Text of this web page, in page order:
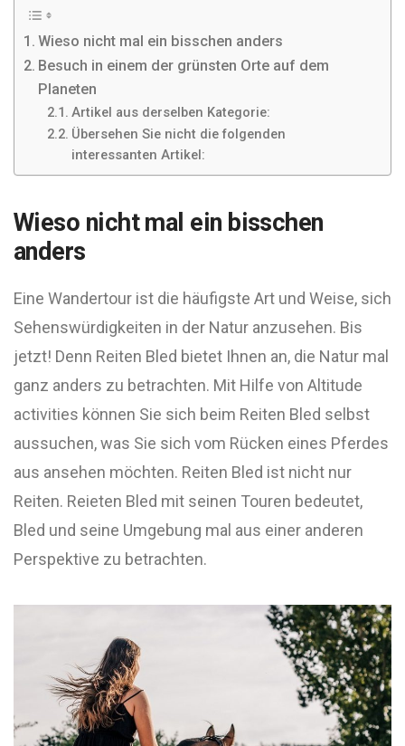
Wieso nicht mal ein bisschen anders
Besuch in einem der grünsten Orte auf dem
Planeten
Artikel aus derselben Kategorie:
Übersehen Sie nicht die folgenden
interessanten Artikel:
Wieso nicht mal ein bisschen
anders
Eine Wandertour ist die häufigste Art und Weise, sich
Sehenswürdigkeiten in der Natur anzusehen. Bis
jetzt! Denn Reiten Bled bietet Ihnen an, die Natur mal
ganz anders zu betrachten. Mit Hilfe von Altitude
activities können Sie sich beim Reiten Bled selbst
aussuchen, was Sie sich vom Rücken eines Pferdes
aus ansehen möchten. Reiten Bled ist nicht nur
Reiten. Reieten Bled mit seinen Touren bedeutet,
Bled und seine Umgebung mal aus einer anderen
Perspektive zu betrachten.